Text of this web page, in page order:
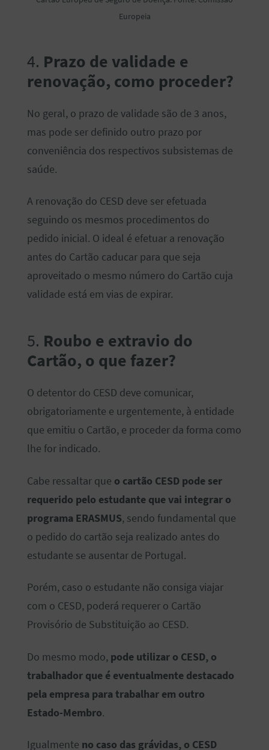
Europeia
4. Prazo de validade e
renovação, como proceder?
No geral, o prazo de validade são de 3 anos,
mas pode ser definido outro prazo por
conveniência dos respectivos subsistemas de
saúde.
A renovação do CESD deve ser efetuada
seguindo os mesmos procedimentos do
pedido inicial. O ideal é efetuar a renovação
antes do Cartão caducar para que seja
aproveitado o mesmo número do Cartão cuja
validade está em vias de expirar.
5. Roubo e extravio do
Cartão, o que fazer?
O detentor do CESD deve comunicar,
obrigatoriamente e urgentemente, à entidade
que emitiu o Cartão, e proceder da forma como
lhe for indicado.
Cabe ressaltar que o cartão CESD pode ser
requerido pelo estudante que vai integrar o
programa ERASMUS, sendo fundamental que
o pedido do cartão seja realizado antes do
estudante se ausentar de Portugal.
Porém, caso o estudante não consiga viajar
com o CESD, poderá requerer o Cartão
Provisório de Substituição ao CESD.
Do mesmo modo, pode utilizar o CESD, o
trabalhador que é eventualmente destacado
pela empresa para trabalhar em outro
Estado-Membro.
Igualmente no caso das grávidas, o CESD